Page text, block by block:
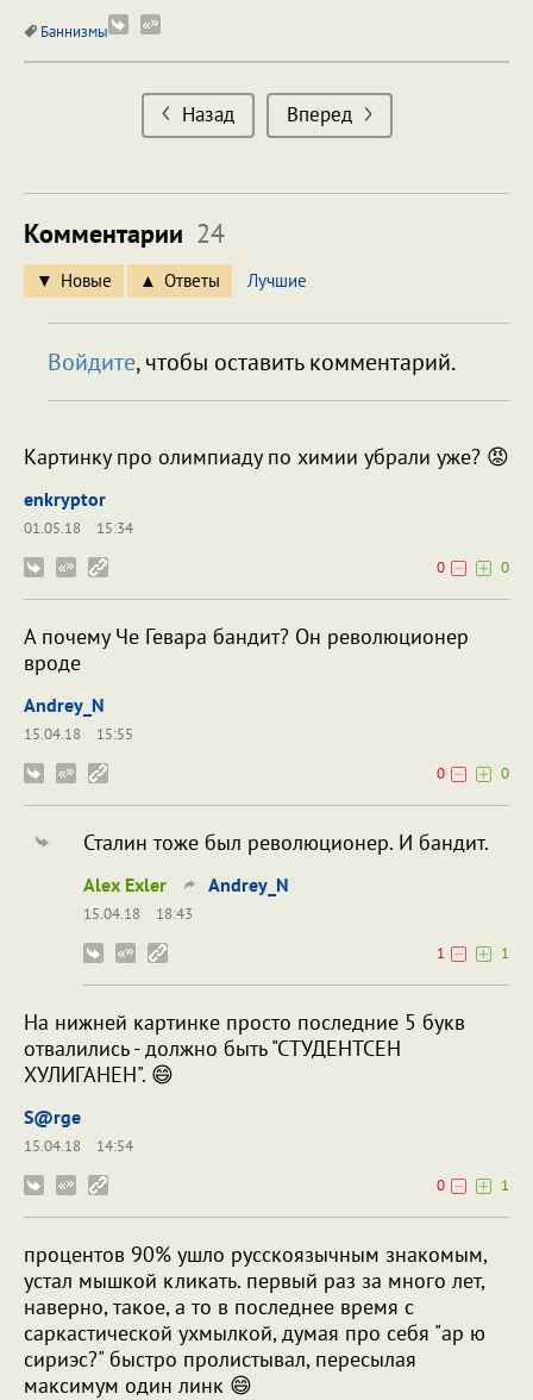
Баннизмы
Назад Вперед
Комментарии 24
Новые Ответы Лучшие
Войдите, чтобы оставить комментарий.
Картинку про олимпиаду по химии убрали уже? 😡
enkryptor
01.05.18
15:34
0
0
А почему Че Гевара бандит? Он революционер
вроде
Andrey_N
15.04.18
15:55
0
0
Сталин тоже был революционер. И бандит.
Alex Exler Andrey_N
15.04.18
18:43
1
1
На нижней картинке просто последние 5 букв
отвалились - должно быть "СТУДЕНТСЕН
ХУЛИГАНЕН". 😄
S@rge
15.04.18
14:54
0
1
процентов 90% ушло русскоязычным знакомым,
устал мышкой кликать. первый раз за много лет,
наверно, такое, а то в последнее время с
саркастической ухмылкой, думая про себя "ар ю
сириэс?" быстро пролистывал, пересылая
максимум один линк 😄